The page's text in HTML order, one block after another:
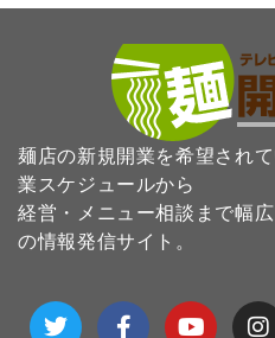
麺店の新規開業を希望され
業スケジュールから
経営・メニュー相談まで幅
の情報発信サイト。
T
w
F
a
Y
o
I
n